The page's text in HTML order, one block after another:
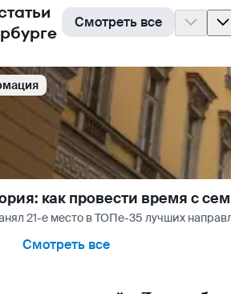
Смотреть все
как провести время с
21-е место в ТОПе-35 лучших
Смотреть все